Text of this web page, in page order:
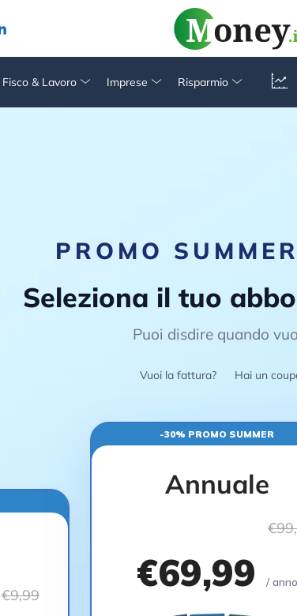
Fisco & Lavoro Imprese Risparmio
PROMO
Seleziona il tuo
Puoi disdire quando
Vuoi la fattura? Hai un
€9,99
-30% PROMO SUMMER
Annuale
€69,99 / anno